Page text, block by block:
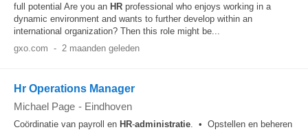
full potential Are you an HR professional who enjoys working in a
dynamic environment and wants to further develop within an
international organization? Then this role might be...
gxo.com - 2 maanden geleden
Hr Operations Manager
Michael Page - Eindhoven
Coördinatie van payroll en HR-administratie. • Opstellen en beheren